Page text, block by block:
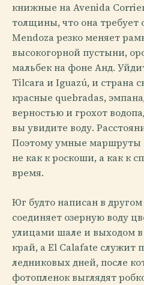
книжные на Avenida
толщины, что она требует
Mendoza резко меняет
высокогорной пустыни,
мальбек на фоне Анд.
Tilcara и Iguazú, и страна
красные quebradas,
верностью и грохот
вы увидите воду.
Поэтому умные маршруты
не как к роскоши, а как к
время.
Юг будто написан в
соединяет озерную воду
улицами шале и выходом
край, а El Calafate служит
ледниковых дней, после
фотопленок выглядят